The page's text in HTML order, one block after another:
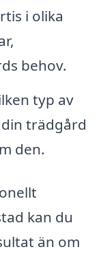
i olika
behov.
typ av
trädgård
den.
kan du
än om